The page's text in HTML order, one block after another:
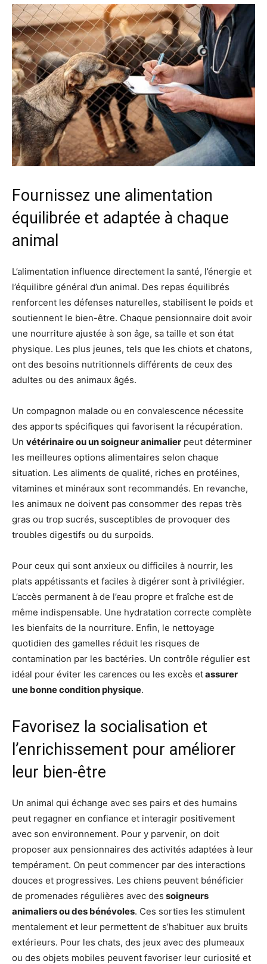
Fournissez une alimentation
équilibrée et adaptée à chaque
animal
L’alimentation influence directement la santé, l’énergie et
l’équilibre général d’un animal. Des repas équilibrés
renforcent les défenses naturelles, stabilisent le poids et
soutiennent le bien-être. Chaque pensionnaire doit avoir
une nourriture ajustée à son âge, sa taille et son état
physique. Les plus jeunes, tels que les chiots et chatons,
ont des besoins nutritionnels différents de ceux des
adultes ou des animaux âgés.
Un compagnon malade ou en convalescence nécessite
des apports spécifiques qui favorisent la récupération.
Un vétérinaire ou un soigneur animalier peut déterminer
les meilleures options alimentaires selon chaque
situation. Les aliments de qualité, riches en protéines,
vitamines et minéraux sont recommandés. En revanche,
les animaux ne doivent pas consommer des repas très
gras ou trop sucrés, susceptibles de provoquer des
troubles digestifs ou du surpoids.
Pour ceux qui sont anxieux ou difficiles à nourrir, les
plats appétissants et faciles à digérer sont à privilégier.
L’accès permanent à de l’eau propre et fraîche est de
même indispensable. Une hydratation correcte complète
les bienfaits de la nourriture. Enfin, le nettoyage
quotidien des gamelles réduit les risques de
contamination par les bactéries. Un contrôle régulier est
idéal pour éviter les carences ou les excès etassurer
une bonne condition physique.
Favorisez la socialisation et
l’enrichissement pour améliorer
leur bien-être
Un animal qui échange avec ses pairs et des humains
peut regagner en confiance et interagir positivement
avec son environnement. Pour y parvenir, on doit
proposer aux pensionnaires des activités adaptées à leur
tempérament. On peut commencer par des interactions
douces et progressives. Les chiens peuvent bénéficier
de promenades régulières avec des soigneurs
animaliers ou des bénévoles. Ces sorties les stimulent
mentalement et leur permettent de s’habituer aux bruits
extérieurs. Pour les chats, des jeux avec des plumeaux
ou des objets mobiles peuvent favoriser leur curiosité et